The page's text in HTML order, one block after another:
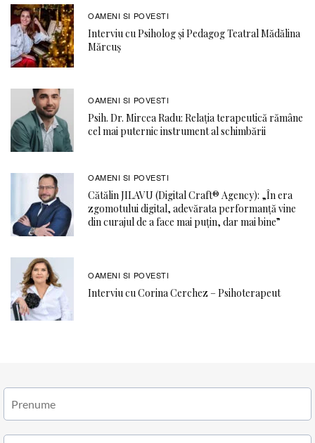
OAMENI SI POVESTI
Interviu cu Psiholog și Pedagog Teatral Mădălina
Mărcuș
OAMENI SI POVESTI
Psih. Dr. Mircea Radu: Relația terapeutică rămâne
cel mai puternic instrument al schimbării
OAMENI SI POVESTI
Cătălin JILAVU (Digital Craft® Agency): „În era
zgomotului digital, adevărata performanță vine
din curajul de a face mai puțin, dar mai bine”
OAMENI SI POVESTI
Interviu cu Corina Cerchez – Psihoterapeut